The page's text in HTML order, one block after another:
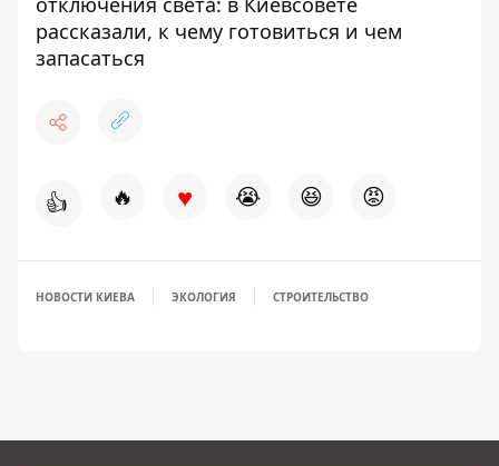
рассказали, к чему готовиться и чем
запасаться
👍 🔥 ♥ 😭 😆 😡
НОВОСТИ КИЕВА ЭКОЛОГИЯ СТРОИТЕЛЬСТВО